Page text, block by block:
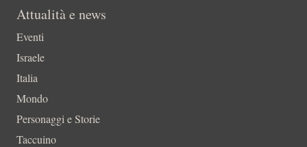
Attualità e news
Eventi
Israele
Italia
Mondo
Personaggi e Storie
Taccuino